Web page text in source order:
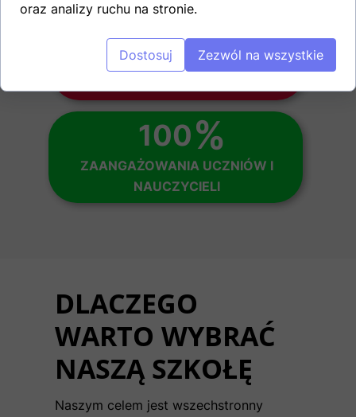
WYDARZEŃ SZKOLNYCH ROCZNIE
ZAANGAŻOWANIA UCZNIÓW I
NAUCZYCIELI
+
60
%
100
Naszym celem jest wszechstronny
DLACZEGO
WARTO WYBRAĆ
NASZĄ SZKOŁĘ
oraz analizy ruchu na stronie.
Dostosuj Zezwól na wszystkie